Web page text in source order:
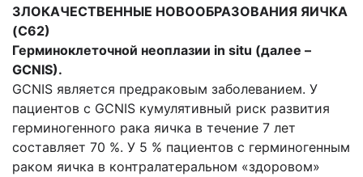
ЗЛОКАЧЕСТВЕННЫЕ НОВООБРАЗОВАНИЯ ЯИЧКА
(С62)
Герминоклеточной неоплазии in situ (далее –
GCNIS).
GCNIS является предраковым заболеванием. У
пациентов с GCNIS кумулятивный риск развития
герминогенного рака яичка в течение 7 лет
составляет 70 %. У 5 % пациентов с герминогенным
раком яичка в контралатеральном «здоровом»